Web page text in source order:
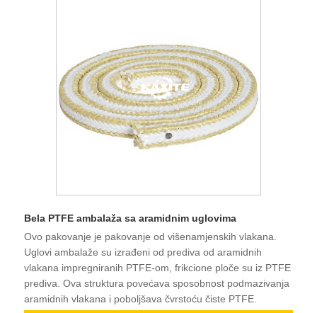
Bela PTFE ambalaža sa aramidnim uglovima
Ovo pakovanje je pakovanje od višenamjenskih vlakana.
Uglovi ambalaže su izrađeni od prediva od aramidnih
vlakana impregniranih PTFE-om, frikcione ploče su iz PTFE
prediva. Ova struktura povećava sposobnost podmazivanja
aramidnih vlakana i poboljšava čvrstoću čiste PTFE.